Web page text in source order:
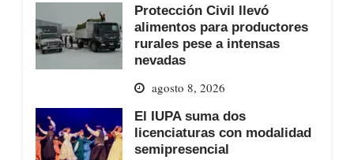
Protección Civil llevó
alimentos para productores
rurales pese a intensas
nevadas
agosto 8, 2026
El IUPA suma dos
licenciaturas con modalidad
semipresencial